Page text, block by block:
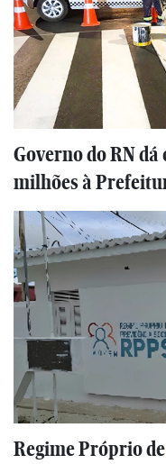
Governo do RN dá
milhões à
Regime Próprio